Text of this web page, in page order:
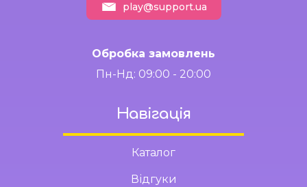
play@support.ua
Обробка замовлень
Пн-Нд: 09:00 - 20:00
Навігація
Каталог
Відгуки